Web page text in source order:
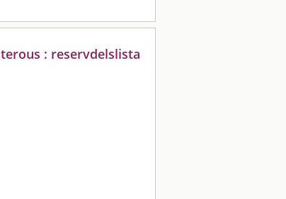
: reservdelslista